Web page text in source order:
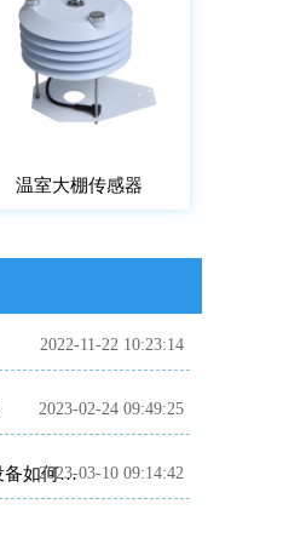
温室大棚传感器
2022-11-22 10:23:14
2023-02-24 09:49:25
气象站系统服务-自动小型气象站设备如何保养
2023-03-10 09:14:42